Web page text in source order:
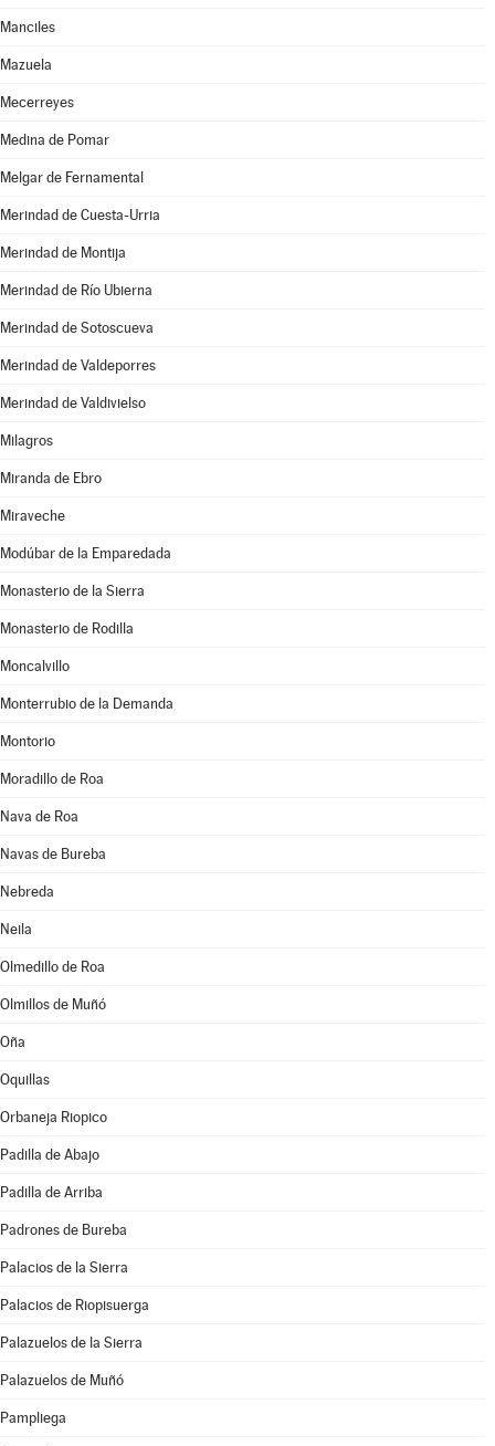
Manciles
Mazuela
Mecerreyes
Medina de Pomar
Melgar de Fernamental
Merindad de Cuesta-Urria
Merindad de Montija
Merindad de Río Ubierna
Merindad de Sotoscueva
Merindad de Valdeporres
Merindad de Valdivielso
Milagros
Miranda de Ebro
Miraveche
Modúbar de la Emparedada
Monasterio de la Sierra
Monasterio de Rodilla
Moncalvillo
Monterrubio de la Demanda
Montorio
Moradillo de Roa
Nava de Roa
Navas de Bureba
Nebreda
Neila
Olmedillo de Roa
Olmillos de Muñó
Oña
Oquillas
Orbaneja Riopico
Padilla de Abajo
Padilla de Arriba
Padrones de Bureba
Palacios de la Sierra
Palacios de Riopisuerga
Palazuelos de la Sierra
Palazuelos de Muñó
Pampliega